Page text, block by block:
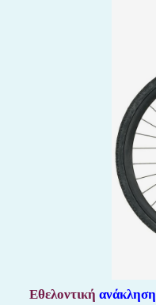
Εθελοντική ανάκληση